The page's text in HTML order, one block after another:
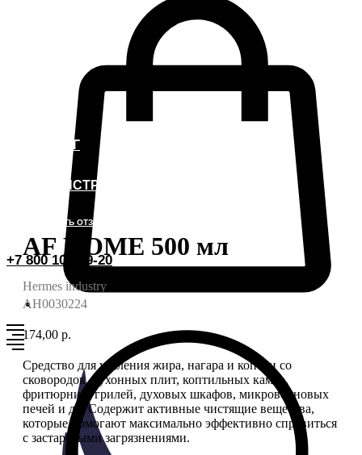
КАТАЛОГ
ВИДЕОИНСТРУКЦИИ
ОСТАВИТЬ ОТЗЫВ
+7 800 101-79-20
AF HOME 500 мл
Hermes industry
AH0030224
174,00 р.
Средство для удаления жира, нагара и копоти со
сковородок, кухонных плит, коптильных камер,
фритюрниц, грилей, духовых шкафов, микроволновых
печей и др. Содержит активные чистящие вещества,
которые помогают максимально эффективно справиться
с застарелыми загрязнениями.